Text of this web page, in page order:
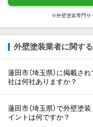
※外壁塗装専門サ
外壁塗装業者に関す
蓮田市（埼玉県）に掲載さ
社は何社ありますか？
蓮田市（埼玉県）で外壁塗
イントは何ですか？